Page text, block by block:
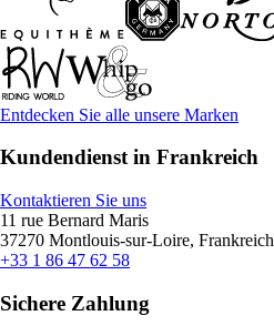
Entdecken Sie alle unsere Marken
Kundendienst in Frankreich
Kontaktieren Sie uns
11 rue Bernard Maris
37270 Montlouis-sur-Loire, Frankreich
+33 1 86 47 62 58
Sichere Zahlung